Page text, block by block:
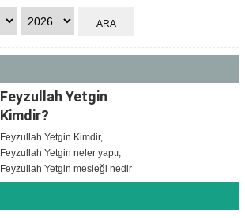
Feyzullah Yetgin
Kimdir?
Feyzullah Yetgin Kimdir,
Feyzullah Yetgin neler yaptı,
Feyzullah Yetgin mesleği nedir